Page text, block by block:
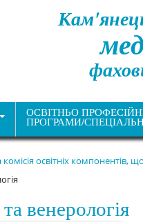
ОСВІТНЬО
ПРОГРАМИ/
освітніх компонентів,
венерологія